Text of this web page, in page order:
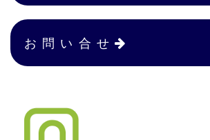
お 問 い 合 せ